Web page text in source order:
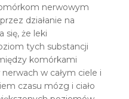
nerwowym
działanie na
się, że leki
tych substancji
komórkami
w całym ciele i
czasu mózg i ciało